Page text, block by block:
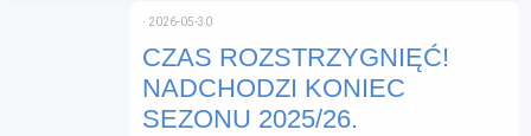
CZAS ROZSTRZYGNIĘĆ!
NADCHODZI KONIEC
SEZONU 2025/26.
⋅ 2026-05-30